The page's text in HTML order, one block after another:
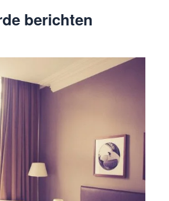
berichten